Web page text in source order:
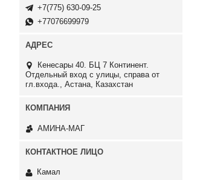
+7(775) 630-09-25
+77076699979
Кенесары 40. БЦ 7 Континент.
Отдельный вход с улицы, справа от
гл.входа., Астана, Казахстан
АМИНА-МАГ
Камал